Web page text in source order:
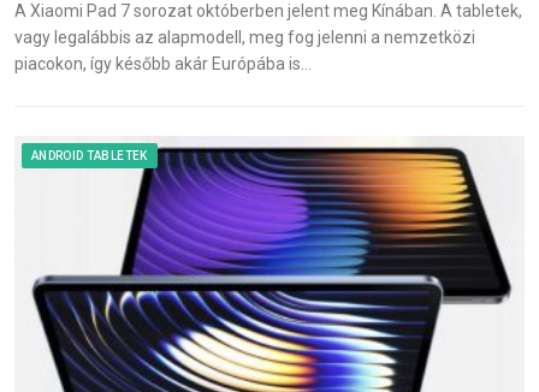
A Xiaomi Pad 7 sorozat októberben jelent meg Kínában. A tabletek,
vagy legalábbis az alapmodell, meg fog jelenni a nemzetközi
piacokon, így később akár Európába is…
ANDROID TABLETEK